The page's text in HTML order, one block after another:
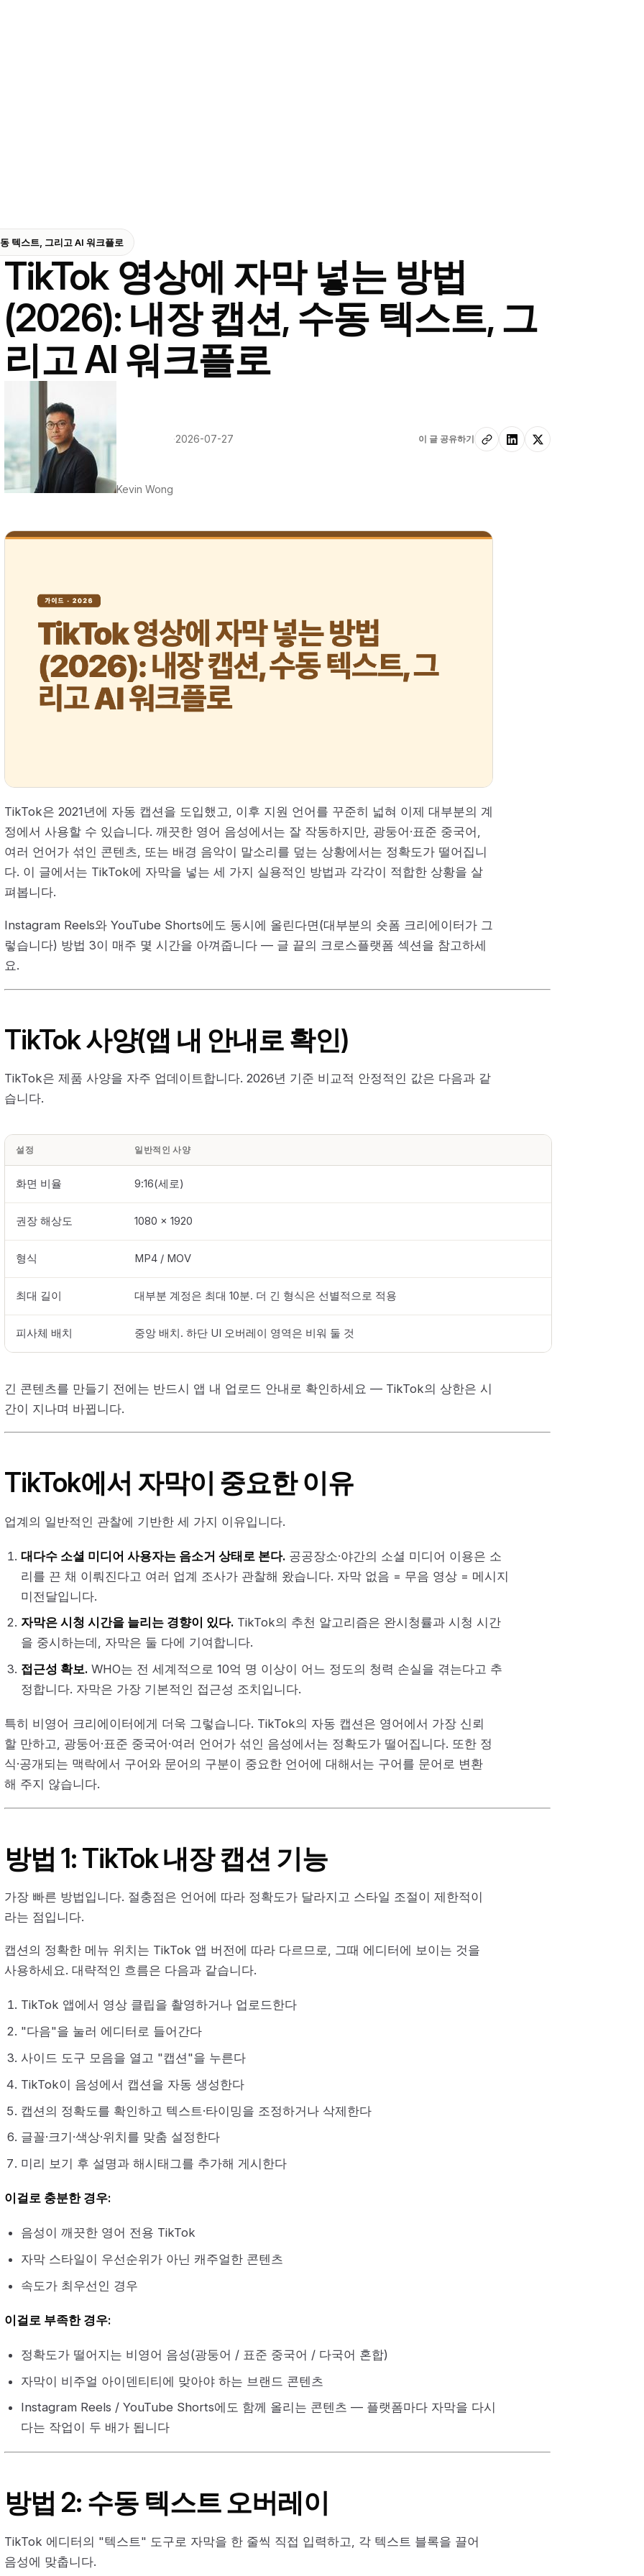
텍스트, 그리고 AI 워크플로
TikTok 영상에 자막 넣는 방법
(2026): 내장 캡션, 수동 텍스트, 그
리고 AI 워크플로
Kevin Wong
·2026-07-27 이 글 공유하기
TikTok은 2021년에 자동 캡션을 도입했고, 이후 지원 언어를 꾸준히 넓혀 이제 대부분의 계
정에서 사용할 수 있습니다. 깨끗한 영어 음성에서는 잘 작동하지만, 광둥어·표준 중국어,
여러 언어가 섞인 콘텐츠, 또는 배경 음악이 말소리를 덮는 상황에서는 정확도가 떨어집니
다. 이 글에서는 TikTok에 자막을 넣는 세 가지 실용적인 방법과 각각이 적합한 상황을 살
펴봅니다.
Instagram Reels와 YouTube Shorts에도 동시에 올린다면(대부분의 숏폼 크리에이터가 그
렇습니다) 방법 3이 매주 몇 시간을 아껴줍니다 — 글 끝의 크로스플랫폼 섹션을 참고하세
요.
TikTok 사양(앱 내 안내로 확인)
TikTok은 제품 사양을 자주 업데이트합니다. 2026년 기준 비교적 안정적인 값은 다음과 같
습니다.
설정 일반적인 사양
화면 비율 9:16(세로)
권장 해상도 1080 × 1920
형식 MP4 / MOV
최대 길이 대부분 계정은 최대 10분. 더 긴 형식은 선별적으로 적용
피사체 배치 중앙 배치. 하단 UI 오버레이 영역은 비워 둘 것
긴 콘텐츠를 만들기 전에는 반드시 앱 내 업로드 안내로 확인하세요 — TikTok의 상한은 시
간이 지나며 바뀝니다.
TikTok에서 자막이 중요한 이유
업계의 일반적인 관찰에 기반한 세 가지 이유입니다.
대다수 소셜 미디어 사용자는 음소거 상태로 본다. 공공장소·야간의 소셜 미디어 이용은 소
리를 끈 채 이뤄진다고 여러 업계 조사가 관찰해 왔습니다. 자막 없음 = 무음 영상 = 메시지
미전달입니다.
자막은 시청 시간을 늘리는 경향이 있다. TikTok의 추천 알고리즘은 완시청률과 시청 시간
을 중시하는데, 자막은 둘 다에 기여합니다.
접근성 확보. WHO는 전 세계적으로 10억 명 이상이 어느 정도의 청력 손실을 겪는다고 추
정합니다. 자막은 가장 기본적인 접근성 조치입니다.
특히 비영어 크리에이터에게 더욱 그렇습니다. TikTok의 자동 캡션은 영어에서 가장 신뢰
할 만하고, 광둥어·표준 중국어·여러 언어가 섞인 음성에서는 정확도가 떨어집니다. 또한 정
식·공개되는 맥락에서 구어와 문어의 구분이 중요한 언어에 대해서는 구어를 문어로 변환
해 주지 않습니다.
방법 1: TikTok 내장 캡션 기능
가장 빠른 방법입니다. 절충점은 언어에 따라 정확도가 달라지고 스타일 조절이 제한적이
라는 점입니다.
캡션의 정확한 메뉴 위치는 TikTok 앱 버전에 따라 다르므로, 그때 에디터에 보이는 것을
사용하세요. 대략적인 흐름은 다음과 같습니다.
TikTok 앱에서 영상 클립을 촬영하거나 업로드한다
"다음"을 눌러 에디터로 들어간다
사이드 도구 모음을 열고 "캡션"을 누른다
TikTok이 음성에서 캡션을 자동 생성한다
캡션의 정확도를 확인하고 텍스트·타이밍을 조정하거나 삭제한다
글꼴·크기·색상·위치를 맞춤 설정한다
미리 보기 후 설명과 해시태그를 추가해 게시한다
이걸로 충분한 경우:
음성이 깨끗한 영어 전용 TikTok
자막 스타일이 우선순위가 아닌 캐주얼한 콘텐츠
속도가 최우선인 경우
이걸로 부족한 경우:
정확도가 떨어지는 비영어 음성(광둥어 / 표준 중국어 / 다국어 혼합)
자막이 비주얼 아이덴티티에 맞아야 하는 브랜드 콘텐츠
Instagram Reels / YouTube Shorts에도 함께 올리는 콘텐츠 — 플랫폼마다 자막을 다시
다는 작업이 두 배가 됩니다
방법 2: 수동 텍스트 오버레이
TikTok 에디터의 "텍스트" 도구로 자막을 한 줄씩 직접 입력하고, 각 텍스트 블록을 끌어
음성에 맞춥니다.